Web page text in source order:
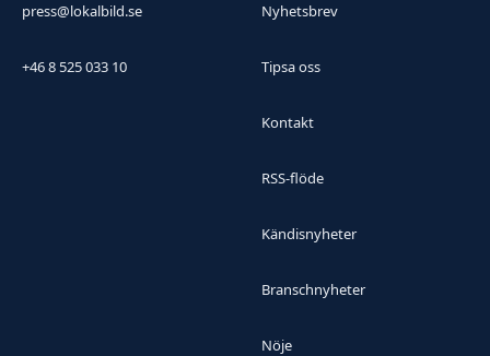
press@lokalbild.se
+46 8 525 033 10
Nyhetsbrev
Tipsa oss
Kontakt
RSS-flöde
Kändisnyheter
Branschnyheter
Nöje